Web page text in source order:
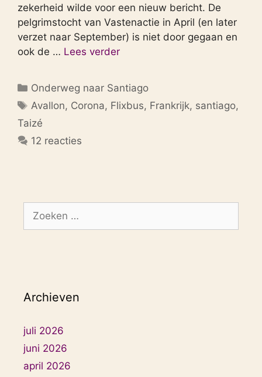
zekerheid wilde voor een nieuw bericht. De
pelgrimstocht van Vastenactie in April (en later
verzet naar September) is niet door gegaan en
ook de … Lees verder
Categorieën
Onderweg naar Santiago
Tags
Avallon, Corona, Flixbus, Frankrijk, santiago,
Taizé
12 reacties
Zoek
Archieven
juli 2026
juni 2026
april 2026